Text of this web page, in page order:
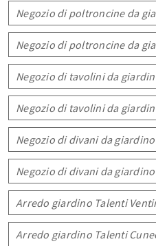
Negozio di poltroncine da
Negozio di poltroncine da
Negozio di tavolini da
Negozio di tavolini da
Negozio di divani da
Negozio di divani da
Arredo giardino Talenti
Arredo giardino Talenti